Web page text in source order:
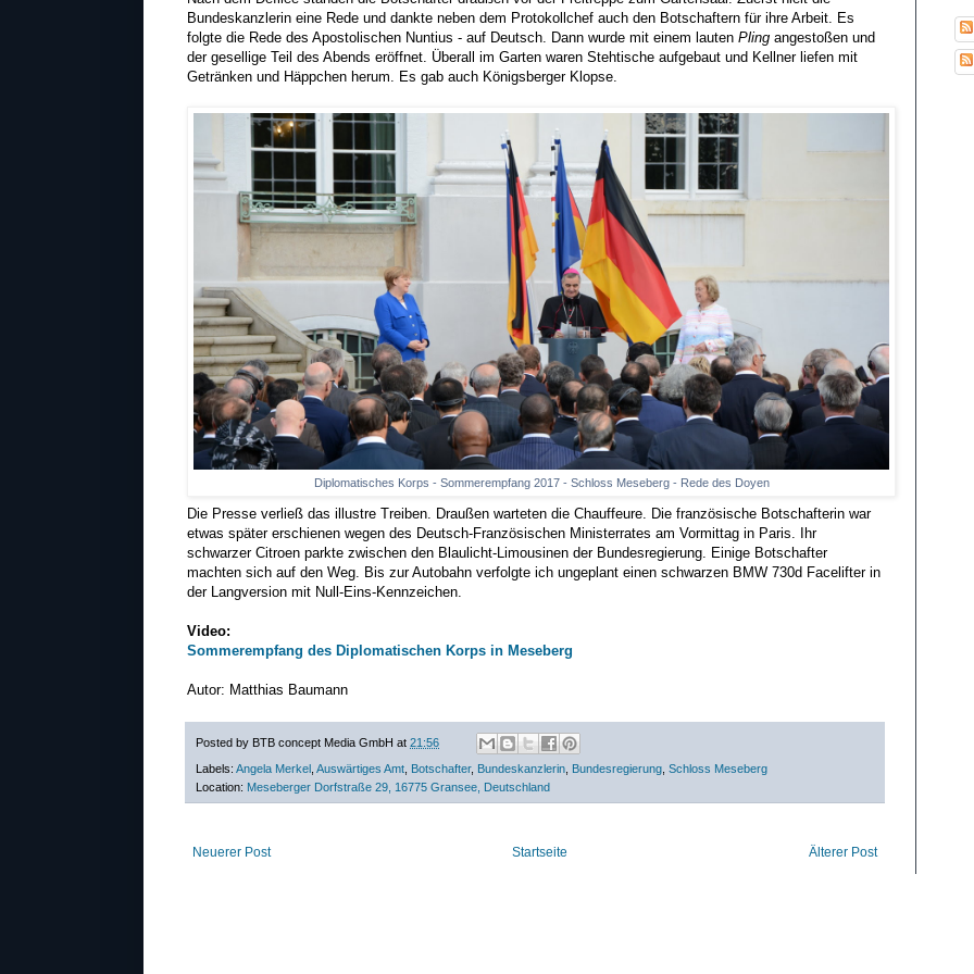
Bundeskanzlerin eine Rede und dankte neben dem Protokollchef auch den Botschaftern für ihre Arbeit. Es
folgte die Rede des Apostolischen Nuntius - auf Deutsch. Dann wurde mit einem lauten Pling angestoßen und
der gesellige Teil des Abends eröffnet. Überall im Garten waren Stehtische aufgebaut und Kellner liefen mit
Getränken und Häppchen herum. Es gab auch Königsberger Klopse.
Diplomatisches Korps - Sommerempfang 2017 - Schloss Meseberg - Rede des Doyen
Die Presse verließ das illustre Treiben. Draußen warteten die Chauffeure. Die französische Botschafterin war
etwas später erschienen wegen des Deutsch-Französischen Ministerrates am Vormittag in Paris. Ihr
schwarzer Citroen parkte zwischen den Blaulicht-Limousinen der Bundesregierung. Einige Botschafter
machten sich auf den Weg. Bis zur Autobahn verfolgte ich ungeplant einen schwarzen BMW 730d Facelifter in
der Langversion mit Null-Eins-Kennzeichen.
Video:
Sommerempfang des Diplomatischen Korps in Meseberg
Autor: Matthias Baumann
Posted by BTB concept Media GmbH at 21:56
Labels: Angela Merkel Auswärtiges Amt Botschafter, Bundeskanzlerin Bundesregierung Schloss Meseberg
Location: Meseberger Dorfstraße 29, 16775 Gransee, Deutschland
Neuerer Post Älterer Post
Startseite